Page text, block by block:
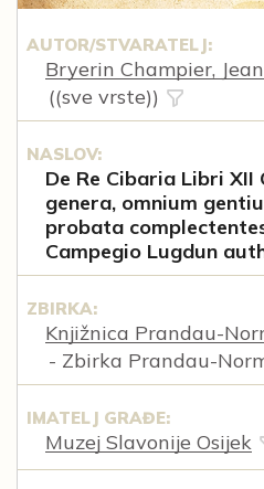
AUTOR/STVARATELJ:
Bryerin Champier,
((sve vrste))
NASLOV:
De Re Cibaria Libri XII
genera, omnium
probata
Campegio Lugdun
ZBIRKA:
Knjižnica Prandau-
- Zbirka Prandau-
IMATELJ GRAĐE:
Muzej Slavonije Osijek